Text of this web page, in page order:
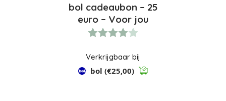
bol cadeaubon – 25
euro – Voor jou
Verkrijgbaar bij
bol (€25,00)